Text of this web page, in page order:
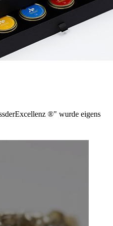
®" wurde eigens